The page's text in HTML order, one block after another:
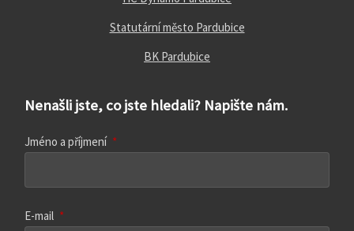
Statutární město Pardubice
BK Pardubice
Nenašli jste, co jste hledali? Napište nám.
Jméno a příjmení *
E-mail *